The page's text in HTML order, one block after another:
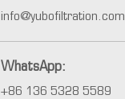
info@yubofiltration.com
WhatsApp:
+86 136 5328 5589